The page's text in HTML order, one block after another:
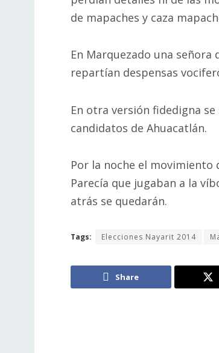
de mapaches y caza
En Marquezado una
repartían despensas
En otra versión fidedigna
candidatos de Ahuacatlán.
Por la noche el movimiento
Parecía que jugaban a la
atrás se quedarán.
Tags: Elecciones Nayarit 2014
Share